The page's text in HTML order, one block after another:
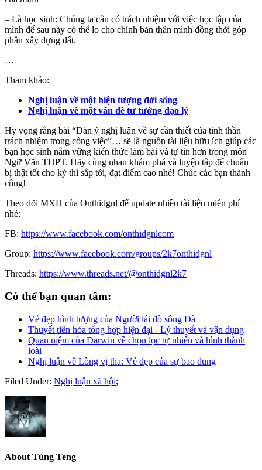
– Là học sinh: Chúng ta cần có trách nhiệm với việc học tập của
mình để sau này có thể lo cho chính bản thân mình đồng thời góp
phần xây dựng đất.
…
Tham khảo:
Nghị luận về một hiện tượng đời sống
Nghị luận về một vấn đề tư tưởng đạo lý
Hy vọng rằng bài “Dàn ý nghị luận về sự cần thiết của tinh thần
trách nhiệm trong công việc”… sẽ là nguồn tài liệu hữu ích giúp các
bạn học sinh nắm vững kiến thức làm bài và tự tin hơn trong môn
Ngữ Văn THPT. Hãy cùng nhau khám phá và luyện tập để chuẩn
bị thật tốt cho kỳ thi sắp tới, đạt điểm cao nhé! Chúc các bạn thành
công!
Theo dõi MXH của Onthidgnl để update nhiều tài liệu miễn phí
nhé:
FB: https://www.facebook.com/onthidgnlcom
Group: https://www.facebook.com/groups/2k7onthidgnl
Threads: https://www.threads.net/@onthidgnl2k7
Có thể bạn quan tâm:
Vẻ đẹp hình tượng của Người lái đò sông Đà
Thuyết tiến hóa tổng hợp hiện đại - Lý thuyết và vận dụng
Quan niệm của Darwin về chọn lọc tự nhiên và hình thành
loài
Nghị luận về Lòng vị tha: Vẻ đẹp của sự bao dung
Filed Under: Nghị luận xã hội;
About Tùng Teng